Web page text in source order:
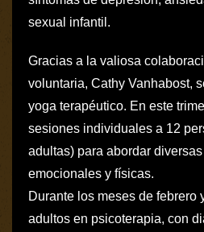
sexual infantil.
Gracias a la valiosa
voluntaria, Cathy Vanhabost,
yoga terapéutico. En este
sesiones individuales a 12
adultas) para abordar
emocionales y físicas.
Durante los meses de febrero
adultos en psicoterapia, con